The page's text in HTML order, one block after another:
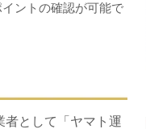
ントの確認が可能で
者として「ヤマト運